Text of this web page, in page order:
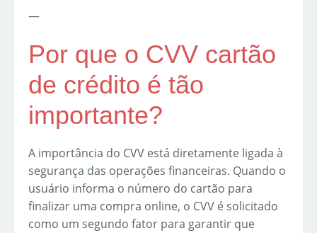
—
Por que o CVV cartão
de crédito é tão
importante?
A importância do CVV está diretamente ligada à
segurança das operações financeiras. Quando o
usuário informa o número do cartão para
finalizar uma compra online, o CVV é solicitado
como um segundo fator para garantir que